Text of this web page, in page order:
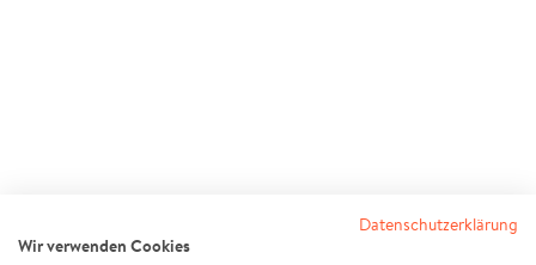
Datenschutzerklärung
Wir verwenden Cookies